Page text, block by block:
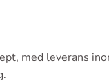
med leverans